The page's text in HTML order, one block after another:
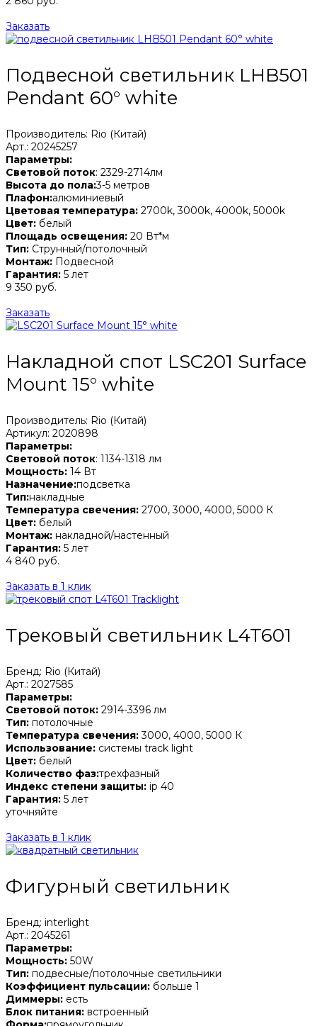
Заказать
Подвесной светильник LHB501
Pendant 60° white
Производитель: Rio (Китай)
Арт.: 20245257
Параметры:
Световой поток: 2329-2714лм
Высота до пола:3-5 метров
Плафон:алюминиевый
Цветовая температура: 2700k, 3000k, 4000k, 5000k
Цвет: белый
Площадь освещения: 20 Вт*м
Тип: Струнный/потолочный
Монтаж: Подвесной
Гарантия: 5 лет
9 350 руб.
Заказать
Накладной спот LSC201 Surface
Mount 15° white
Производитель: Rio (Китай)
Артикул: 2020898
Параметры:
Световой поток: 1134-1318 лм
Мощность: 14 Вт
Назначение:подсветка
Тип:накладные
Температура свечения: 2700, 3000, 4000, 5000 К
Цвет: белый
Монтаж: накладной/настенный
Гарантия: 5 лет
4 840 руб.
Заказать в 1 клик
Трековый светильник L4T601
Бренд: Rio (Китай)
Арт.: 2027585
Параметры:
Световой поток: 2914-3396 лм
Тип: потолочные
Температура свечения:3000, 4000, 5000 К
Использование: системы track light
Цвет: белый
Количество фаз:трехфазный
Индекс степени защиты: ip 40
Гарантия: 5 лет
уточняйте
Заказать в 1 клик
Фигурный светильник
Бренд: interlight
Арт.: 2045261
Параметры:
Мощность: 50W
Тип: подвесные/потолочные светильники
Коэффициент пульсации: больше 1
Диммеры: есть
Блок питания: встроенный